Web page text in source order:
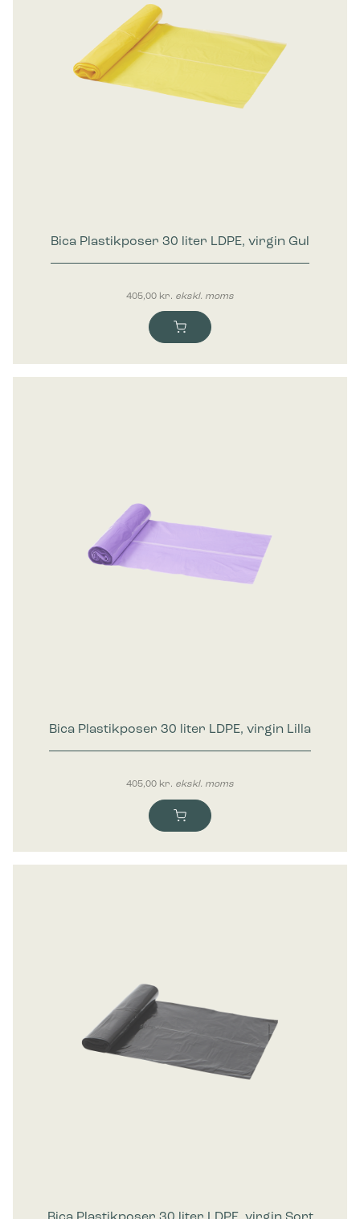
Bica Plastikposer 30 liter LDPE, virgin Gul
405,00 kr. ekskl. moms
Bica Plastikposer 30 liter LDPE, virgin Lilla
405,00 kr. ekskl. moms